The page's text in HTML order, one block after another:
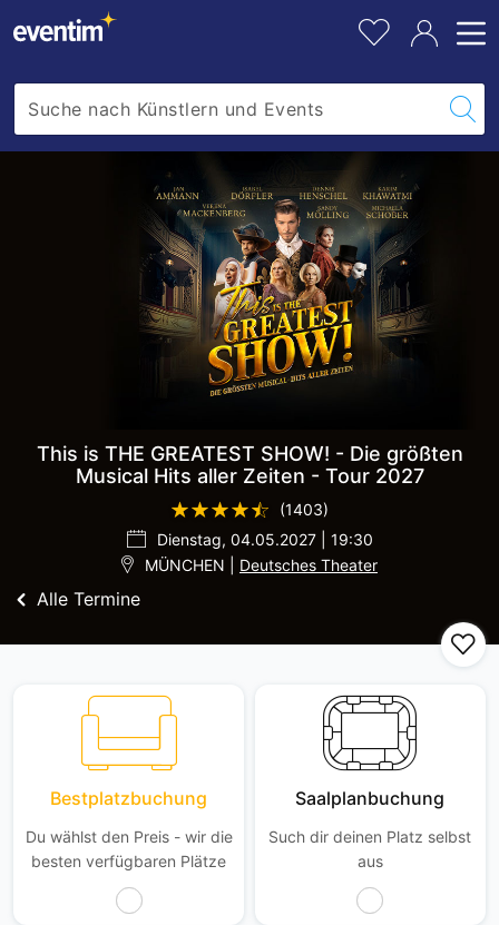
THE
GREATEST
SHOW!
-
Tour
2027
This is THE GREATEST SHOW! - Die größten
Musical Hits aller Zeiten - Tour 2027
(1403)
Dienstag, 04.05.2027 | 19:30
MÜNCHEN | Deutsches Theater
Alle Termine
Bestplatzbuchung
Du wählst den Preis - wir die
besten verfügbaren Plätze
Saalplanbuchung
Such dir deinen Platz selbst
aus
barrierefrei.